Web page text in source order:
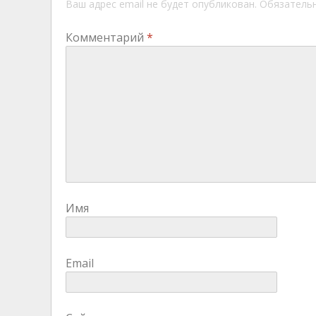
Ваш адрес email не будет опубликован.
Комментарий *
Имя
Email